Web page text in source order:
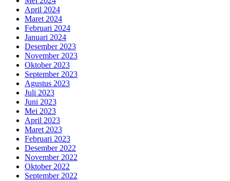
April 2024
Maret 2024
Februari 2024
Januari 2024
Desember 2023
November 2023
Oktober 2023
September 2023
Agustus 2023
Juli 2023
Juni 2023
Mei 2023
April 2023
Maret 2023
Februari 2023
Desember 2022
November 2022
Oktober 2022
September 2022